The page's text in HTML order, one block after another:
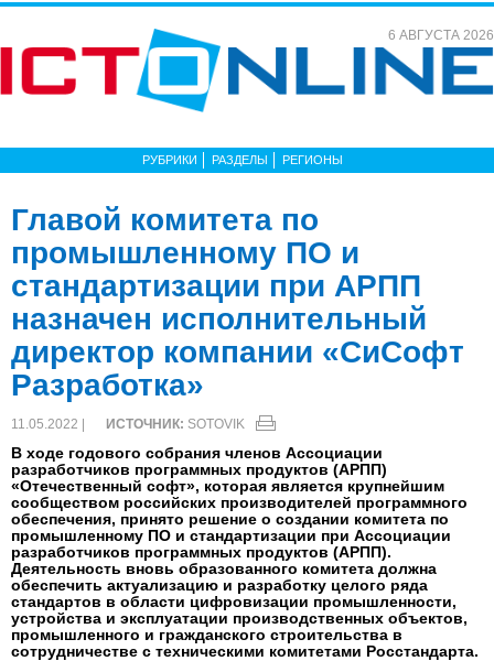
6 АВГУСТА 2026
РУБРИКИ РАЗДЕЛЫ РЕГИОНЫ
Главой комитета по
промышленному ПО и
стандартизации при АРПП
назначен исполнительный
директор компании «СиСофт
Разработка»
11.05.2022 | ИСТОЧНИК: SOTOVIK
В ходе годового собрания членов Ассоциации
разработчиков программных продуктов (АРПП)
«Отечественный софт», которая является крупнейшим
сообществом российских производителей программного
обеспечения, принято решение о создании комитета по
промышленному ПО и стандартизации при Ассоциации
разработчиков программных продуктов (АРПП).
Деятельность вновь образованного комитета должна
обеспечить актуализацию и разработку целого ряда
стандартов в области цифровизации промышленности,
устройства и эксплуатации производственных объектов,
промышленного и гражданского строительства в
сотрудничестве с техническими комитетами Росстандарта.